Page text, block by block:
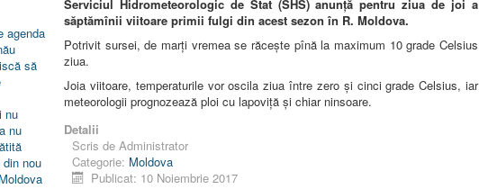
agenda
să
nu
nu
nou
Serviciul Hidrometeorologic de Stat (SHS) anunță pentru ziua de joi a
săptămînii viitoare primii fulgi din acest sezon în R. Moldova.
Potrivit sursei, de marți vremea se răcește pînă la maximum 10 grade Celsius
ziua.
Joia viitoare, temperaturile vor oscila ziua între zero și cinci grade Celsius, iar
meteorologii prognozează ploi cu lapoviță și chiar ninsoare.
Detalii
Scris de Administrator
Categorie: Moldova
Publicat: 10 Noiembrie 2017